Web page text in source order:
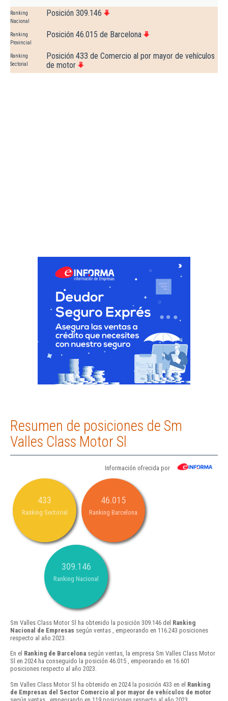
Ranking
Nacional
Posición 309.146
Ranking
Provincial
Posición 46.015 de Barcelona
Ranking
Sectorial
Posición 433 de Comercio al por mayor de vehículos
de motor
Resumen de posiciones de Sm
Valles Class Motor Sl
Información ofrecida por
433
Ranking Sectorial
46.015
Ranking Barcelona
309.146
Ranking Nacional
Sm Valles Class Motor Sl ha obtenido la posición 309.146 del Ranking
Nacional de Empresas según ventas , empeorando en 116.243 posiciones
respecto al año 2023.
En el Ranking de Barcelona según ventas, la empresa Sm Valles Class Motor
Sl en 2024 ha conseguido la posición 46.015 , empeorando en 16.601
posiciones respecto al año 2023.
Sm Valles Class Motor Sl ha obtenido en 2024 la posición 433 en el Ranking
de Empresas del Sector Comercio al por mayor de vehículos de motor